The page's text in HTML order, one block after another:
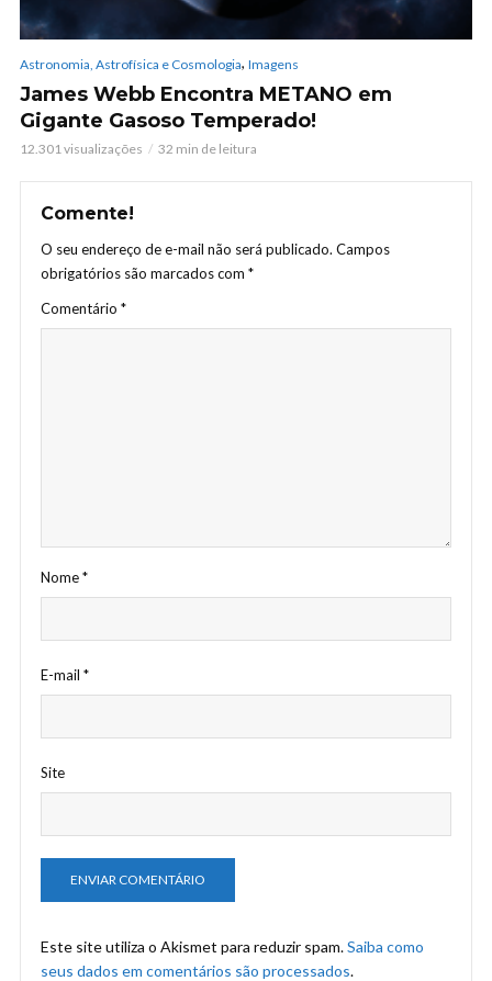
Astronomia, Astrofísica e Cosmologia, Imagens
James Webb Encontra METANO em
Gigante Gasoso Temperado!
12.301 visualizações 32 min de leitura
Comente!
O seu endereço de e-mail não será publicado. Campos
obrigatórios são marcados com *
Comentário *
Nome*
E-mail *
Site
Este site utiliza o Akismet para reduzir spam.Saiba como
seus dados em comentários são processados.